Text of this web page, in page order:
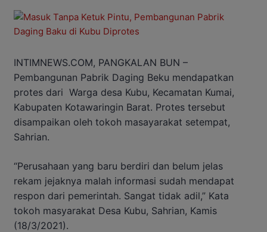
INTIMNEWS.COM, PANGKALAN BUN –
Pembangunan Pabrik Daging Beku mendapatkan
protes dari Warga desa Kubu, Kecamatan Kumai,
Kabupaten Kotawaringin Barat. Protes tersebut
disampaikan oleh tokoh masayarakat setempat,
Sahrian.
“Perusahaan yang baru berdiri dan belum jelas
rekam jejaknya malah informasi sudah mendapat
respon dari pemerintah. Sangat tidak adil,” Kata
tokoh masyarakat Desa Kubu, Sahrian, Kamis
(18/3/2021).